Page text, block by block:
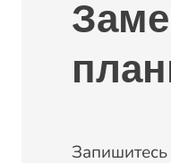
Ремонт